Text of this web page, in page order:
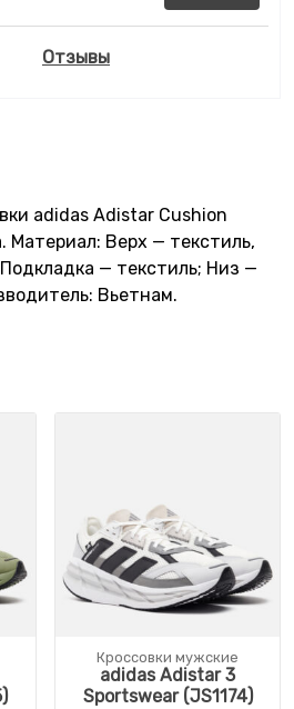
Отзывы
adidas Adistar Cushion
Материал: Верх — текстиль,
— текстиль; Низ —
Вьетнам.
Кроссовки мужские
adidas Adistar 3
Sportswear (JS1174)